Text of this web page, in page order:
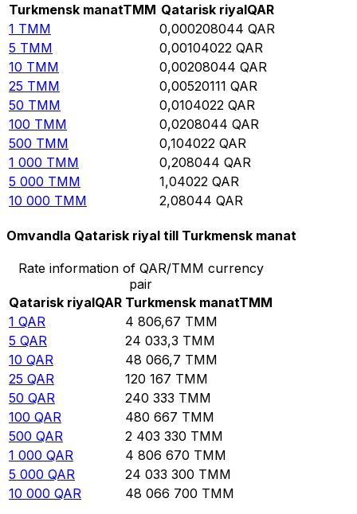
Turkmensk manatTMM Qatarisk riyalQAR
1 TMM 0,000208044 QAR
5 TMM 0,00104022 QAR
10 TMM 0,00208044 QAR
25 TMM 0,00520111 QAR
50 TMM 0,0104022 QAR
100 TMM 0,0208044 QAR
500 TMM 0,104022 QAR
1 000 TMM 0,208044 QAR
5 000 TMM 1,04022 QAR
10 000 TMM 2,08044 QAR
Omvandla Qatarisk riyal till Turkmensk manat
Rate information of QAR/TMM currency
pair
Qatarisk riyalQAR Turkmensk manatTMM
1 QAR 4 806,67 TMM
5 QAR 24 033,3 TMM
10 QAR 48 066,7 TMM
25 QAR 120 167 TMM
50 QAR 240 333 TMM
100 QAR 480 667 TMM
500 QAR 2 403 330 TMM
1 000 QAR 4 806 670 TMM
5 000 QAR 24 033 300 TMM
10 000 QAR 48 066 700 TMM